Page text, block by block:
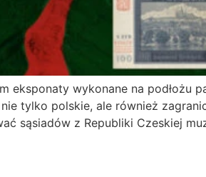
wykonane na podłożu
tylko polskie, ale również
sąsiadów z Republiki Czeskiej